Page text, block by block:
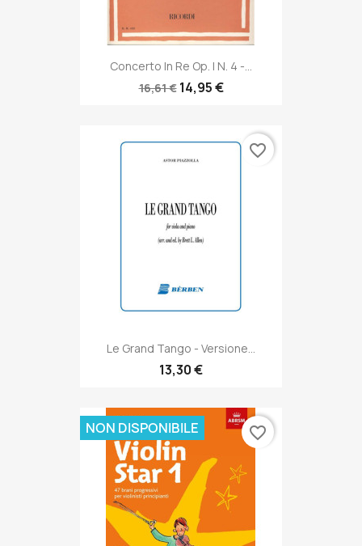
Concerto In Re Op. I N. 4 -...
16,61 € 14,95 €
Le Grand Tango - Versione...
13,30 €
favorite_border
NON DISPONIBILE favorite_border